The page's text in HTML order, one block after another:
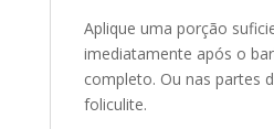
Aplique uma porção
imediatamente após o
completo. Ou nas partes
foliculite.